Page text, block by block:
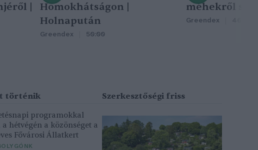
|
Homokhátságon |
Holnapután
Greendex 50:00
méhekről
Greendex
programokkal
hétvégén a közönséget a
Fővárosi Állatkert